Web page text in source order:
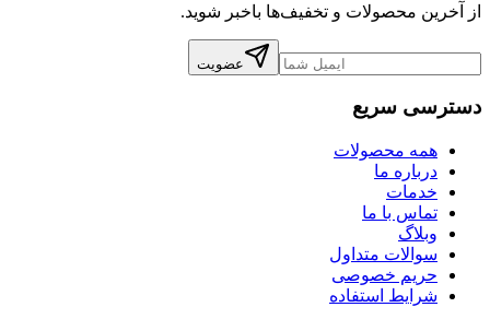
از آخرین محصولات و تخفیف‌ها باخبر شوید.
عضویت
دسترسی سریع
همه محصولات
درباره ما
خدمات
تماس با ما
وبلاگ
سوالات متداول
حریم خصوصی
شرایط استفاده